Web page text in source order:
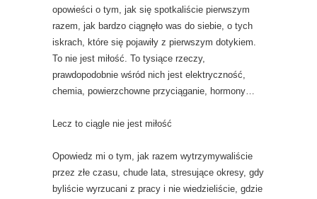
opowieści o tym, jak się spotkaliście pierwszym
razem, jak bardzo ciągnęło was do siebie, o tych
iskrach, które się pojawiły z pierwszym dotykiem.
To nie jest miłość. To tysiące rzeczy,
prawdopodobnie wśród nich jest elektryczność,
chemia, powierzchowne przyciąganie, hormony…
Lecz to ciągle nie jest miłość
Opowiedz mi o tym, jak razem wytrzymywaliście
przez złe czasu, chude lata, stresujące okresy, gdy
byliście wyrzucani z pracy i nie wiedzieliście, gdzie